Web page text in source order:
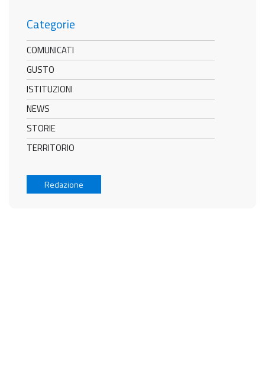
Categorie
COMUNICATI
GUSTO
ISTITUZIONI
NEWS
STORIE
TERRITORIO
Redazione